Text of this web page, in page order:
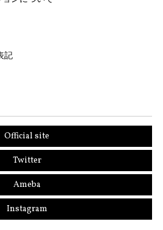
記
Official site
Twitter
Ameba
Instagram